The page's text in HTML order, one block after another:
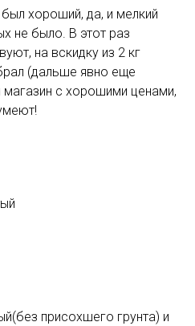
хороший, да, и мелкий
не было. В этот раз
на вскидку из 2 кг
(дальше явно еще
с хорошими ценами,
присохшего грунта) и